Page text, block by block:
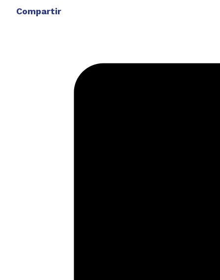
Compartir